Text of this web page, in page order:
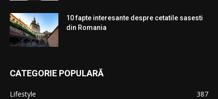
10 fapte interesante despre cetatile sasesti
din Romania
CATEGORIE POPULARĂ
Lifestyle
387